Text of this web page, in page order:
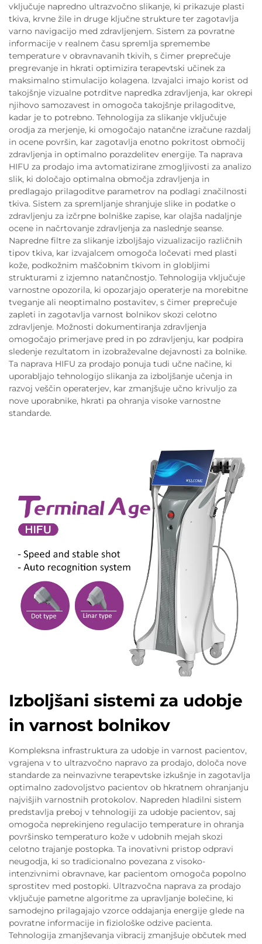
vključuje napredno ultrazvočno slikanje, ki prikazuje plasti
tkiva, krvne žile in druge ključne strukture ter zagotavlja
varno navigacijo med zdravljenjem. Sistem za povratne
informacije v realnem času spremlja spremembe
temperature v obravnavanih tkivih, s čimer preprečuje
pregrevanje in hkrati optimizira terapevtski učinek za
maksimalno stimulacijo kolagena. Izvajalci imajo korist od
takojšnje vizualne potrditve napredka zdravljenja, kar okrepi
njihovo samozavest in omogoča takojšnje prilagoditve,
kadar je to potrebno. Tehnologija za slikanje vključuje
orodja za merjenje, ki omogočajo natančne izračune razdalj
in ocene površin, kar zagotavlja enotno pokritost območij
zdravljenja in optimalno porazdelitev energije. Ta naprava
HIFU za prodajo ima avtomatizirane zmogljivosti za analizo
slik, ki določajo optimalna območja zdravljenja in
predlagajo prilagoditve parametrov na podlagi značilnosti
tkiva. Sistem za spremljanje shranjuje slike in podatke o
zdravljenju za izčrpne bolniške zapise, kar olajša nadaljnje
ocene in načrtovanje zdravljenja za naslednje seanse.
Napredne filtre za slikanje izboljšajo vizualizacijo različnih
tipov tkiva, kar izvajalcem omogoča ločevati med plasti
kože, podkožnim maščobnim tkivom in globljimi
strukturami z izjemno natančnostjo. Tehnologija vključuje
varnostne opozorila, ki opozarjajo operaterje na morebitne
tveganje ali neoptimalno postavitev, s čimer preprečuje
zapleti in zagotavlja varnost bolnikov skozi celotno
zdravljenje. Možnosti dokumentiranja zdravljenja
omogočajo primerjave pred in po zdravljenju, kar podpira
sledenje rezultatom in izobraževalne dejavnosti za bolnike.
Ta naprava HIFU za prodajo ponuja tudi učne načine, ki
uporabljajo tehnologijo slikanja za izboljšanje učenja in
razvoj veščin operaterjev, kar zmanjšuje učno krivuljo za
nove uporabnike, hkrati pa ohranja visoke varnostne
standarde.
Izboljšani sistemi za udobje
in varnost bolnikov
Kompleksna infrastruktura za udobje in varnost pacientov,
vgrajena v to ultrazvočno napravo za prodajo, določa nove
standarde za neinvazivne terapevtske izkušnje in zagotavlja
optimalno zadovoljstvo pacientov ob hkratnem ohranjanju
najvišjih varnostnih protokolov. Napreden hladilni sistem
predstavlja preboj v tehnologiji za udobje pacientov, saj
omogoča neprekinjeno regulacijo temperature in ohranja
površinsko temperaturo kože v udobnih mejah skozi
celotno trajanje postopka. Ta inovativni pristop odpravi
neugodja, ki so tradicionalno povezana z visoko-
intenzivnimi obravnave, kar pacientom omogoča popolno
sprostitev med postopki. Ultrazvočna naprava za prodajo
vključuje pametne algoritme za upravljanje bolečine, ki
samodejno prilagajajo vzorce oddajanja energije glede na
povratne informacije in fiziološke odzive pacienta.
Tehnologija zmanjševanja vibracij zmanjšuje občutek med